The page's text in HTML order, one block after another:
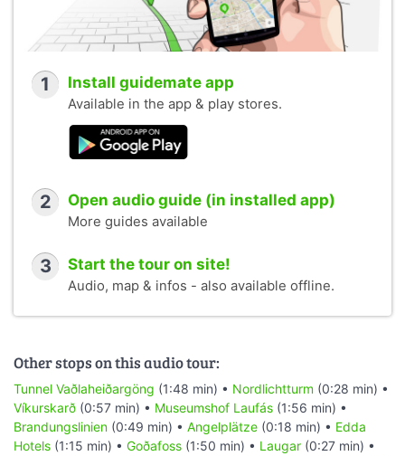
1 Install guidemate app
Available in the app & play stores.
2 Open audio guide (in installed app)
More guides available
3 Start the tour on site!
Audio, map & infos - also available offline.
Other stops on this audio tour:
Tunnel Vaðlaheiðargöng (1:48 min) • Nordlichtturm (0:28 min) •
Víkurskarð (0:57 min) • Museumshof Laufás (1:56 min) •
Brandungslinien (0:49 min) • Angelplätze (0:18 min) • Edda
Hotels (1:15 min) • Goðafoss (1:50 min) • Laugar (0:27 min) •